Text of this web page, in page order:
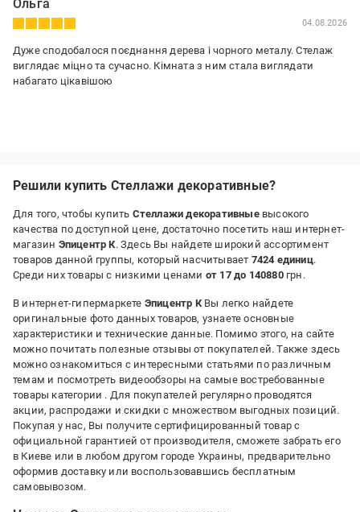
Ольга
04.08.2026
Дуже сподобалося поєднання дерева і чорного металу. Стелаж
виглядає міцно та сучасно. Кімната з ним стала виглядати
набагато цікавішою
Решили купить Стеллажи декоративные?
Для того, чтобы купить Стеллажи декоративныевысокого
качества по доступной цене, достаточно посетить наш интернет-
магазин Эпицентр К. Здесь Вы найдете широкий ассортимент
товаров данной группы, который насчитывает 7424 единиц.
Среди них товары с низкими ценами от 17 до 140880грн.
В интернет-гипермаркете Эпицентр КВы легко найдете
оригинальные фото данных товаров, узнаете основные
характеристики и технические данные. Помимо этого, на сайте
можно почитать полезные отзывы от покупателей. Также здесь
можно ознакомиться с интересными статьями по различным
темам и посмотреть видеообзоры на самые востребованные
товары категории . Для покупателей регулярно проводятся
акции, распродажи и скидки с множеством выгодных позиций.
Покупая у нас, Вы получите сертифицированный товар с
официальной гарантией от производителя, сможете забрать его
в Киеве или в любом другом городе Украины, предварительно
оформив доставку или воспользовавшись бесплатным
самовывозом.